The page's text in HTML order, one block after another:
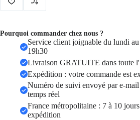
fausse
caméra
Led
Pourquoi commander chez nous ?
Service client joignable du lundi
19h30
Livraison GRATUITE dans toute
Expédition : votre commande est
Numéro de suivi envoyé par e-
temps réel
France métropolitaine : 7 à 10
expédition